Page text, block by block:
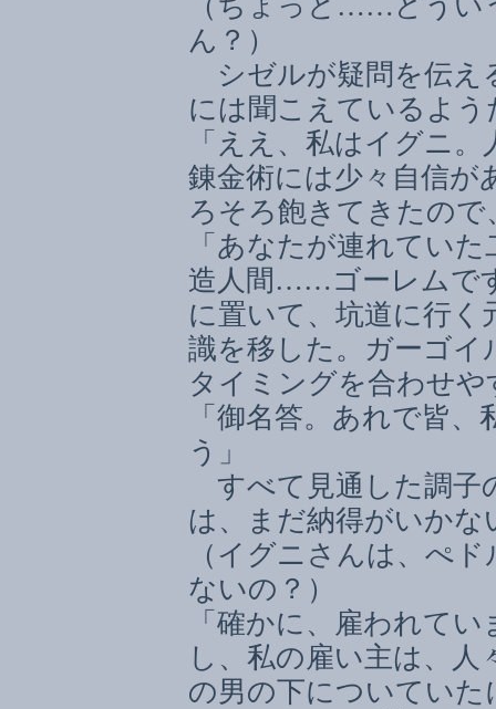
ん？）
シゼルが疑問を伝え
には聞こえているよう
「ええ、私はイグニ
錬金術には少々自信が
ろそろ飽きてきたの
「あなたが連れてい
造人間 ……ゴーレムで
に置いて、坑道に行く
識を移した。ガーゴイ
タイミングを合わせや
「御名答。あれで皆
う」
すべて見通した調子
は、まだ納得がいかな
（イグニさんは、ぺ
ないの？）
「確かに、雇われて
し、私の雇い主は、
の男の下についていた